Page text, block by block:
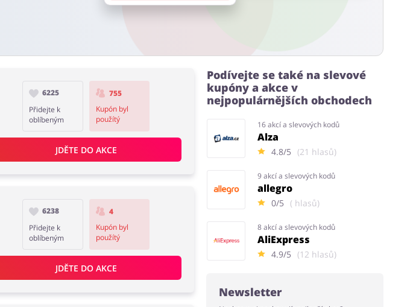
6225
Přidejte k
oblíbeným
755
Kupón byl
použítý
JDĚTE DO AKCE
6238
Přidejte k
oblíbeným
4
Kupón byl
použítý
JDĚTE DO AKCE
Podívejte se také na slevové
kupóny a akce v
nejpopulárnějších obchodech
16 akcí a slevových kodů
Alza
4.8/5 (21 hlasů)
9 akcí a slevových kodů
allegro
0/5 ( hlasů)
8 akcí a slevových kodů
AliExpress
4.9/5 (12 hlasů)
Newsletter